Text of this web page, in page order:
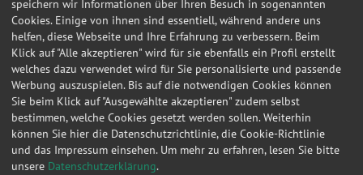
Werkstattleistungen
|Zahnriemen / Steuerkette|Bremsen|Kupplung |Inspektion|
Zylinderkopfdichtung|Fahrwerk & Stoßdämpfer|Radlager|Ölwechsel|
Auspuff
Anhängerkupplung
Werkstattanfragen für
|
Vw | Opel | Audi|Ford Renault Bmw Mercedes-benz Peugeot
Werkstattanfragen in
Berlin | Hamburg München | Düsseldorf Dortmund Essen| Leipzig
|
Frankfurt am Main|Stuttgart|
Datum Autohersteller
speichern wir Informationen über Ihren Besuch in sogenannten
Cookies. Einige von ihnen sind essentiell, während andere uns
helfen, diese Webseite und Ihre Erfahrung zu verbessern. Beim
Klick auf "Alle akzeptieren" wird für sie ebenfalls ein Profil erstellt
welches dazu verwendet wird für Sie personalisierte und passende
Werbung auszuspielen. Bis auf die notwendigen Cookies können
Sie beim Klick auf "Ausgewählte akzeptieren" zudem selbst
bestimmen, welche Cookies gesetzt werden sollen. Weiterhin
können Sie hier die Datenschutzrichtlinie, die Cookie-Richtlinie
und das Impressum einsehen. Um mehr zu erfahren, lesen Sie bitte
unsere Datenschutzerklärung.